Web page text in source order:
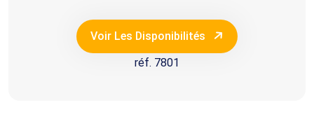
Voir Les Disponibilités
réf. 7801